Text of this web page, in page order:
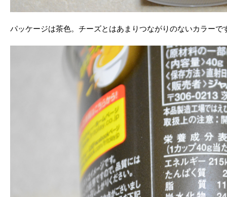
パッケージは茶色。チーズとはあまりつながりのないカラー